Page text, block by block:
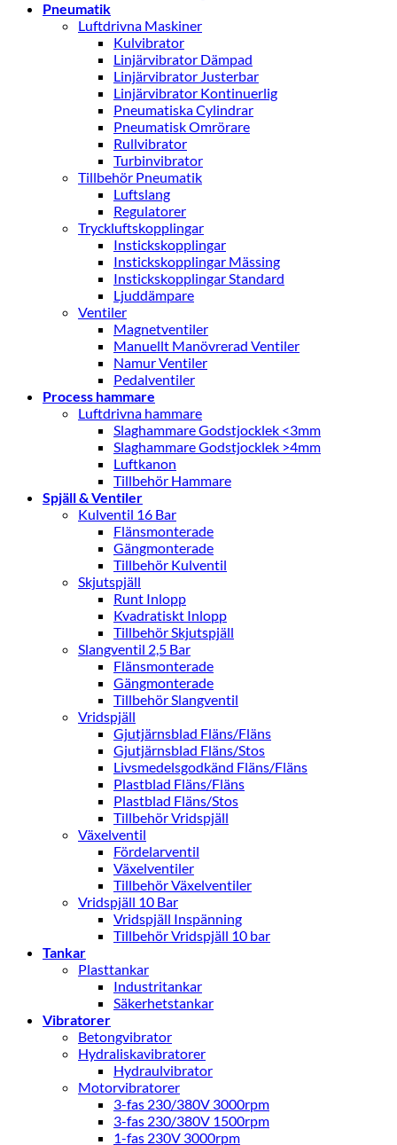
Pneumatik
Luftdrivna Maskiner
Kulvibrator
Linjärvibrator Dämpad
Linjärvibrator Justerbar
Linjärvibrator Kontinuerlig
Pneumatiska Cylindrar
Pneumatisk Omrörare
Rullvibrator
Turbinvibrator
Tillbehör Pneumatik
Luftslang
Regulatorer
Tryckluftskopplingar
Instickskopplingar
Instickskopplingar Mässing
Instickskopplingar Standard
Ljuddämpare
Ventiler
Magnetventiler
Manuellt Manövrerad Ventiler
Namur Ventiler
Pedalventiler
Process hammare
Luftdrivna hammare
Slaghammare Godstjocklek <3mm
Slaghammare Godstjocklek >4mm
Luftkanon
Tillbehör Hammare
Spjäll & Ventiler
Kulventil 16 Bar
Flänsmonterade
Gängmonterade
Tillbehör Kulventil
Skjutspjäll
Runt Inlopp
Kvadratiskt Inlopp
Tillbehör Skjutspjäll
Slangventil 2,5 Bar
Flänsmonterade
Gängmonterade
Tillbehör Slangventil
Vridspjäll
Gjutjärnsblad Fläns/Fläns
Gjutjärnsblad Fläns/Stos
Livsmedelsgodkänd Fläns/Fläns
Plastblad Fläns/Fläns
Plastblad Fläns/Stos
Tillbehör Vridspjäll
Växelventil
Fördelarventil
Växelventiler
Tillbehör Växelventiler
Vridspjäll 10 Bar
Vridspjäll Inspänning
Tillbehör Vridspjäll 10 bar
Tankar
Plasttankar
Industritankar
Säkerhetstankar
Vibratorer
Betongvibrator
Hydraliskavibratorer
Hydraulvibrator
Motorvibratorer
3-fas 230/380V 3000rpm
3-fas 230/380V 1500rpm
1-fas 230V 3000rpm